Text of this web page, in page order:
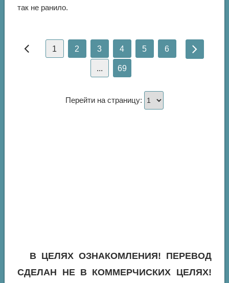
так не ранило.
1 2 3 4 5 6
... 69
Перейти на страницу:
В ЦЕЛЯХ ОЗНАКОМЛЕНИЯ! ПЕРЕВОД
СДЕЛАН НЕ В КОММЕРЧИСКИХ ЦЕЛЯХ!